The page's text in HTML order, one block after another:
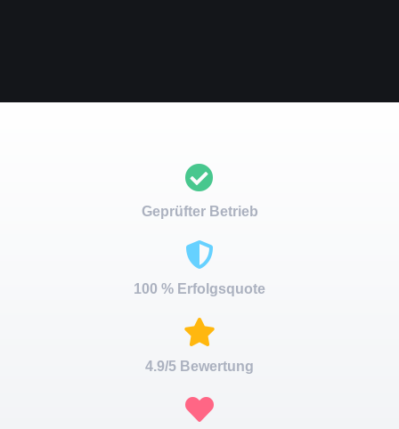
Geprüfter Betrieb
100 % Erfolgsquote
4.9/5 Bewertung